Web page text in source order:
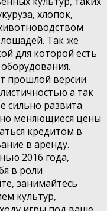
хлопок,
Так же
для которой есть
прошлой версии
а так
сильно развита
меняющиеся цены
кредитом в
в аренду.
2016 года,
в роли
занимайтесь
культур,